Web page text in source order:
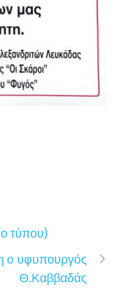
τύπου)
ο υφυπουργός
Θ.Καββαδάς